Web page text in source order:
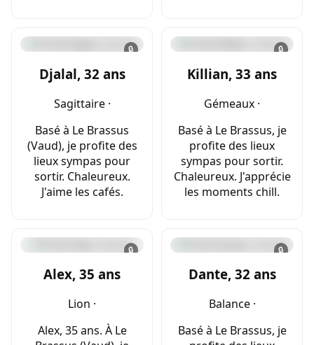
🔒
Djalal, 32 ans
Sagittaire ·
Basé à Le Brassus
(Vaud), je profite des
lieux sympas pour
sortir. Chaleureux.
J'aime les cafés.
🔒
Killian, 33 ans
Gémeaux ·
Basé à Le Brassus, je
profite des lieux
sympas pour sortir.
Chaleureux. J'apprécie
les moments chill.
🔒
Alex, 35 ans
Lion ·
Alex, 35 ans. À Le
🔒
Dante, 32 ans
Balance ·
Basé à Le Brassus, je